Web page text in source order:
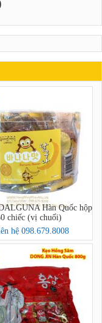
Hàn Quốc hộp
chiếc (vị chuối)
hệ 098.679.8008